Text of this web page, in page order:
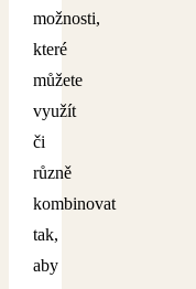
možnosti,
které
můžete
využít
či
různě
kombinovat
tak,
aby